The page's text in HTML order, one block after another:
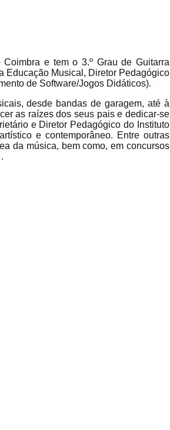
e tem o 3.º Grau de Guitarra
Educação Musical, Diretor Pedagógico
de Software/Jogos Didáticos).
desde bandas de garagem, até à
as raízes dos seus pais e dedicar-se
e Diretor Pedagógico do Instituto
e contemporâneo. Entre outras
da música, bem como, em concursos